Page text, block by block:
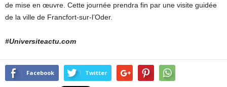
de mise en œuvre. Cette journée prendra fin par une visite guidée
de la ville de Francfort-sur-l’Oder.
#Universiteactu.com
Facebook Twitter